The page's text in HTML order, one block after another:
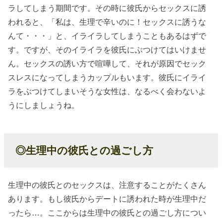
ラしてしまう期間です。その時に彼氏からセックスに誘
われると、「私は、生理で辛いのに！セックスに誘うな
んて・・・」と、イライラしてしまうこともあるはずで
す。ですが、そのイライラを彼氏にぶつけてはいけませ
ん。セックスの誘い方で喧嘩して、それが原因でセック
スレスになってしまうカップルもいます。彼氏にイライ
ラをぶつけてしまいそうな女性は、なるべく会わないよ
うにしましょうね。
◎生理中の彼氏との過ごし方
生理中の彼氏とのセックスは、注意することがたくさん
あります。もし彼氏からデートに誘われた時が生理中だ
ったら…。ここからは生理中の彼氏との過ごし方につい